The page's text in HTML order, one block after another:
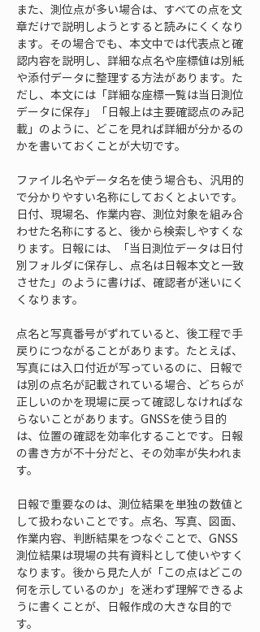
また、測位点が多い場合は、すべての点を文
章だけで説明しようとすると読みにくくなり
ます。その場合でも、本文中では代表点と確
認内容を説明し、詳細な点名や座標値は別紙
や添付データに整理する方法があります。た
だし、本文には「詳細な座標一覧は当日測位
データに保存」「日報上は主要確認点のみ記
載」のように、どこを見れば詳細が分かるの
かを書いておくことが大切です。
ファイル名やデータ名を使う場合も、汎用的
で分かりやすい名称にしておくとよいです。
日付、現場名、作業内容、測位対象を組み合
わせた名称にすると、後から検索しやすくな
ります。日報には、「当日測位データは日付
別フォルダに保存し、点名は日報本文と一致
させた」のように書けば、確認者が迷いにく
くなります。
点名と写真番号がずれていると、後工程で手
戻りにつながることがあります。たとえば、
写真には入口付近が写っているのに、日報で
は別の点名が記載されている場合、どちらが
正しいのかを現場に戻って確認しなければな
らないことがあります。GNSSを使う目的
は、位置の確認を効率化することです。日報
の書き方が不十分だと、その効率が失われま
す。
日報で重要なのは、測位結果を単独の数値と
して扱わないことです。点名、写真、図面、
作業内容、判断結果をつなぐことで、GNSS
測位結果は現場の共有資料として使いやすく
なります。後から見た人が「この点はどこの
何を示しているのか」を迷わず理解できるよ
うに書くことが、日報作成の大きな目的で
す。